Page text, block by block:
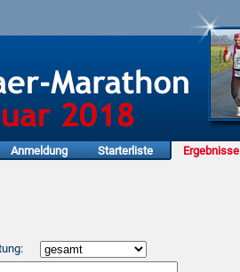
Anmeldung Starterliste Ergebnisse